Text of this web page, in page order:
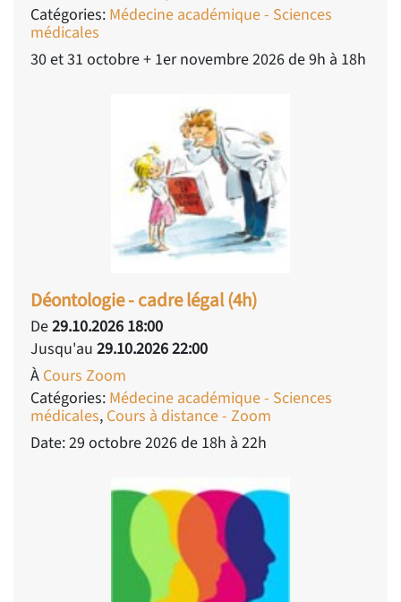
Catégories: Médecine académique - Sciences
médicales
30 et 31 octobre + 1er novembre 2026 de 9h à 18h
Déontologie - cadre légal (4h)
De29.10.2026 18:00
Jusqu'au 29.10.2026 22:00
À Cours Zoom
Catégories: Médecine académique - Sciences
médicales, Cours à distance - Zoom
Date: 29 octobre 2026 de 18h à 22h